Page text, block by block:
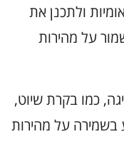
ולתכנן את
על מהירות
כמו בקרת שיוט,
בשמירה על מהירות